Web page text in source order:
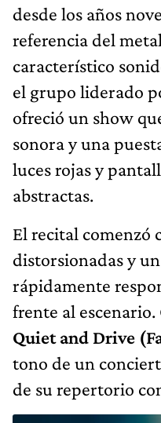
desde los años
referencia del
característico
el grupo liderado
ofreció un show
sonora y una
luces rojas y
abstractas.
El recital comenzó
distorsionadas y
rápidamente
frente al escenario.
Quiet and Drive
tono de un
de su repertorio